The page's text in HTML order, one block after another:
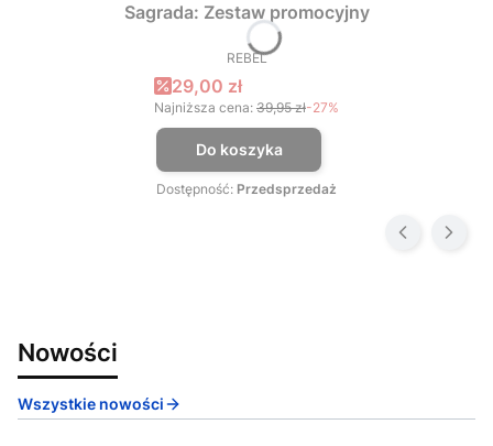
Sagrada: Zestaw promocyjny
PRODUCENT
REBEL
Cena promocyjna
29,00 zł
Najniższa cena: 39,95 zł-27%
Do koszyka
Dostępność: Przedsprzedaż
Nowości
Wszystkie nowości